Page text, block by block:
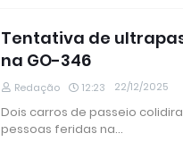
Tentativa de
na GO-346
Redação 12:23 22/12/2025
Dois carros de passeio
pessoas feridas na…